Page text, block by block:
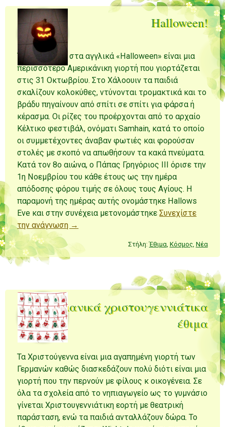
Halloween!
Το Χάλοουιν ή στα αγγλικά «Halloween» είναι μια
περισσότερο Αμερικάνικη γιορτή που γιορτάζεται
στις 31 Οκτωβρίου. Στο Χάλοουιν τα παιδιά
σκαλίζουν κολοκύθες, ντύνονται τρομακτικά και το
βράδυ πηγαίνουν από σπίτι σε σπίτι για φάρσα ή
κέρασμα. Οι ρίζες του προέρχονται από το αρχαίο
Κέλτικο φεστιβάλ, ονόματι Samhain, κατά το οποίο
οι συμμετέχοντες άναβαν φωτιές και φορούσαν
στολές με σκοπό να απωθήσουν τα κακά πνεύματα.
Κατά τον 8ο αιώνα, ο Πάπας Γρηγόριος ΙΙΙ όρισε την
1η Νοεμβρίου του κάθε έτους ως την ημέρα
απόδοσης φόρου τιμής σε όλους τους Αγίους. Η
παραμονή της ημέρας αυτής ονομάστηκε Hallows
Eve και στην συνέχεια μετονομάστηκεΣυνεχίστε
την ανάγνωση →
Στήλη:Έθιμα, Κόσμος, Νέα
Γερμανικά χριστουγεννιάτικα
έθιμα
Τα Χριστούγεννα είναι μια αγαπημένη γιορτή των
Γερμανών καθώς διασκεδάζουν πολύ διότι είναι μια
γιορτή που την περνούν με φίλους κ οικογένεια. Σε
όλα τα σχολεία από το νηπιαγωγείο ως το γυμνάσιο
γίνεται Χριστουγεννιάτικη εορτή με θεατρική
παράσταση, ενώ τα παιδιά ανταλλάζουν δώρα. Το